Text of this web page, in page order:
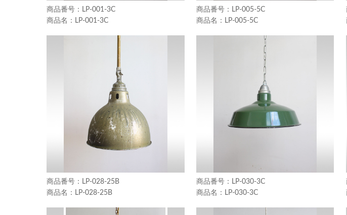
LP-001-3C
LP-001-3C
LP-005-5C
LP-005-5C
LP-028-25B
LP-028-25B
LP-030-3C
LP-030-3C